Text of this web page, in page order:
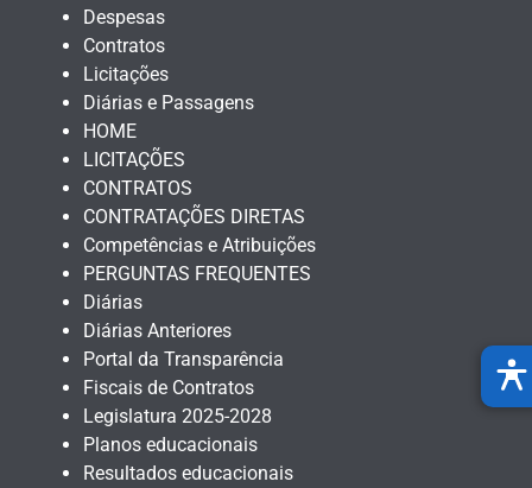
Despesas
Contratos
Licitações
Diárias e Passagens
HOME
LICITAÇÕES
CONTRATOS
CONTRATAÇÕES DIRETAS
Competências e Atribuições
PERGUNTAS FREQUENTES
Diárias
Diárias Anteriores
Portal da Transparência
Fiscais de Contratos
Legislatura 2025-2028
Planos educacionais
Resultados educacionais